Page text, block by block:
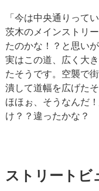
「今は中央通りって
茨木のメインストリ
たのかな！？と思い
実はこの道、広く大
たそうです。空襲で
潰して道幅を広げた
ほほぉ、そうなんだ
け？？違ったかな？
ストリートビ